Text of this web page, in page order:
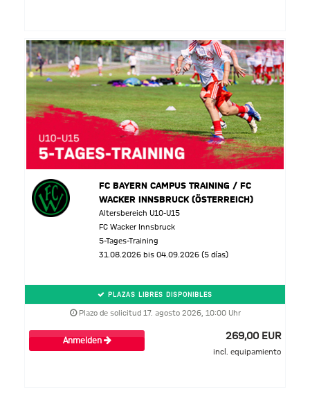
FC BAYERN CAMPUS TRAINING / FC
WACKER INNSBRUCK (ÖSTERREICH)
Altersbereich U10-U15
FC Wacker Innsbruck
5-Tages-Training
31.08.2026 bis 04.09.2026 (5 días)
PLAZAS LIBRES DISPONIBLES
Plazo de solicitud 17. agosto 2026, 10:00 Uhr
Anmelden 269,00 EUR
incl. equipamiento